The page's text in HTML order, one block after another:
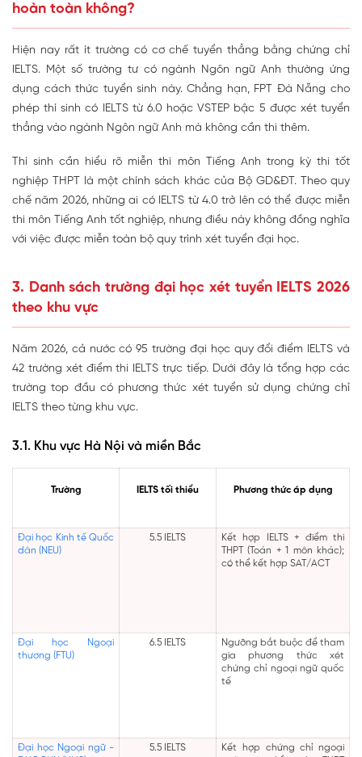
hoàn toàn không?
Hiện nay rất ít trường có cơ chế tuyển thẳng bằng chứng chỉ
IELTS. Một số trường tư có ngành Ngôn ngữ Anh thường ứng
dụng cách thức tuyển sinh này. Chẳng hạn, FPT Đà Nẵng cho
phép thí sinh có IELTS từ 6.0 hoặc VSTEP bậc 5 được xét tuyển
thẳng vào ngành Ngôn ngữ Anh mà không cần thi thêm.
Thí sinh cần hiểu rõ miễn thi môn Tiếng Anh trong kỳ thi tốt
nghiệp THPT là một chính sách khác của Bộ GD&ĐT. Theo quy
chế năm 2026, những ai có IELTS từ 4.0 trở lên có thể được miễn
thi môn Tiếng Anh tốt nghiệp, nhưng điều này không đồng nghĩa
với việc được miễn toàn bộ quy trình xét tuyển đại học.
3. Danh sách trường đại học xét tuyển IELTS 2026
theo khu vực
Năm 2026, cả nước có 95 trường đại học quy đổi điểm IELTS và
42 trường xét điểm thi IELTS trực tiếp. Dưới đây là tổng hợp các
trường top đầu có phương thức xét tuyển sử dụng chứng chỉ
IELTS theo từng khu vực.
3.1. Khu vực Hà Nội và miền Bắc
Trường IELTS tối thiểu Phương thức áp dụng
Đại học Kinh tế Quốc
dân (NEU)
5.5 IELTS
Kết hợp IELTS + điểm thi
THPT (Toán + 1 môn khác);
có thể kết hợp SAT/ACT
Đại học Ngoại
thương (FTU)
6.5 IELTS
Ngưỡng bắt buộc để tham
gia phương thức xét
chứng chỉ ngoại ngữ quốc
tế
Đại học Ngoại ngữ -
5.5 IELTS
Kết hợp chứng chỉ ngoại